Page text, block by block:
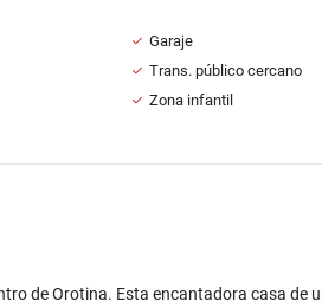
Garaje
Trans. público cercano
Zona infantil
de Orotina. Esta encantadora casa de